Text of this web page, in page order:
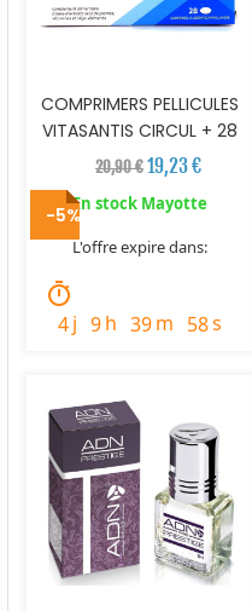
COMPRIMERS PELLICULES
VITASANTIS CIRCUL + 28
20,90 €19,23 €
En stock Mayotte
L'offre expire dans:
timer
4j 9h 39m 57s
-5%